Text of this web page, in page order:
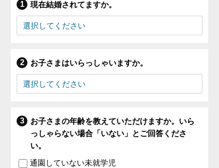
現在結婚されてますか。
お子さまはいらっしゃいますか。
お子さまの年齢を教えていただけますか。いら
っしゃらない場合「いない」とご回答くださ
い。
通園していない未就学児